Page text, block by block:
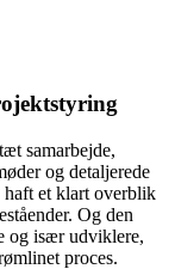
samarbejde,
og detaljerede
haft et klart overblik
Og den
og især udviklere,
proces.